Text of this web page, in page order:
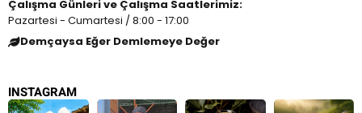
Çalışma Günleri ve Çalışma Saatlerimiz:
Pazartesi - Cumartesi / 8:00 - 17:00
Demçaysa Eğer Demlemeye Değer
INSTAGRAM